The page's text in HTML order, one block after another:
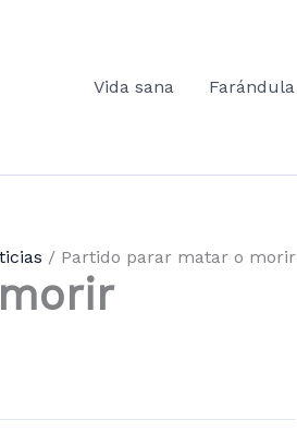
Vida sana
Farándula
Partido parar matar o morir